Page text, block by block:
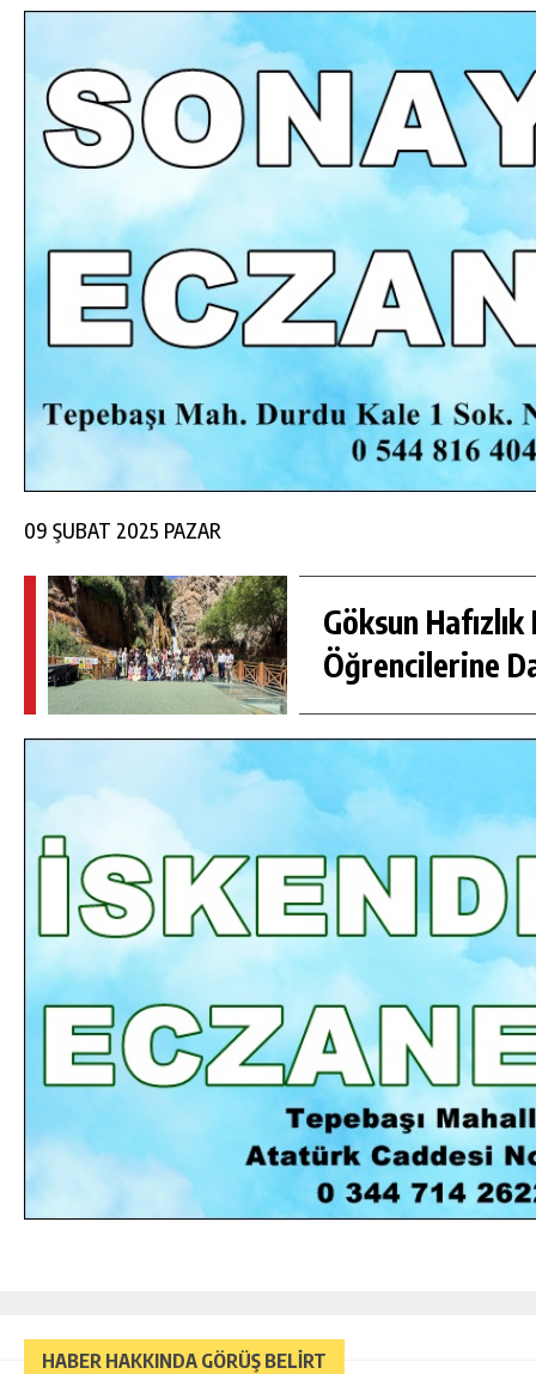
09 ŞUBAT 2025 PAZAR
Göksun Hafızlık
Öğrencilerine
HABER HAKKINDA GÖRÜŞ BELİRT
GÜNLÜK HABER AKIŞI
GÖKSUN HAFIZLIK KIZ KUR’AN KURSU
ÖĞRENCILERINE DARENDE GEZISI.